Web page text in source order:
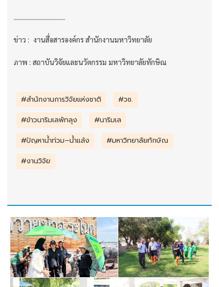
...................................
ข่าว : งานสื่อสารองค์กร สำนักงานมหาวิทยาลัย
ภาพ : สถาบันวิจัยและนวัตกรรม มหาวิทยาลัยทักษิณ
#สำนักงานการวิจัยแห่งชาติ
#วช.
#ข้าวนาริมเลพัทลุง
#นาริมเล
#ปัญหาน้ำท่วม–น้ำแล้ง
#มหาวิทยาลัยทักษิณ
#งานวิจัย